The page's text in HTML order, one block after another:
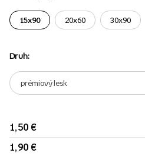
15x90 20x60 30x90
Druh:
1,50 €
1,90 €